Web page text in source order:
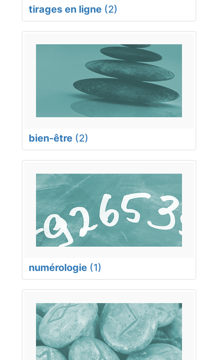
tirages en ligne (2)
bien-être (2)
numérologie (1)